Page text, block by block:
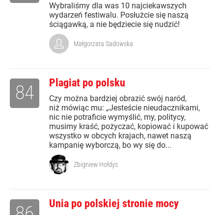
Wybraliśmy dla was 10 najciekawszych
wydarzeń festiwalu. Posłużcie się naszą
ściągawką, a nie będziecie się nudzić!
Małgorzata Sadowska
Plagiat po polsku
Czy można bardziej obrazić swój naród,
niż mówiąc mu: „Jesteście nieudacznikami,
nic nie potraficie wymyślić, my, politycy,
musimy kraść, pożyczać, kopiować i kupować
wszystko w obcych krajach, nawet naszą
kampanię wyborczą, bo wy się do...
84
Zbigniew Hołdys
Unia po polskiej stronie mocy